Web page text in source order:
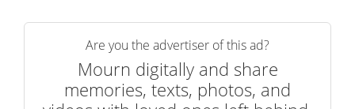
Are you the advertiser of this ad?
Mourn digitally and share
memories, texts, photos, and